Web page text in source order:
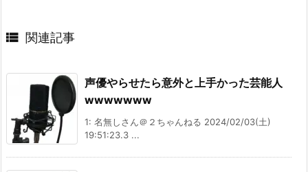
 関連記事
声優やらせたら意外と上手かった芸能人
wwwwwww
1: 名無しさん＠２ちゃんねる 2024/02/03(土)
19:51:23.3 ...